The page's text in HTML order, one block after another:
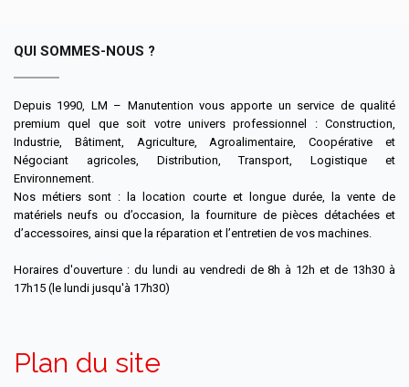
QUI SOMMES-NOUS ?
Depuis 1990, LM – Manutention vous apporte un service de qualité
premium quel que soit votre univers professionnel : Construction,
Industrie, Bâtiment, Agriculture, Agroalimentaire, Coopérative et
Négociant agricoles, Distribution, Transport, Logistique et
Environnement.
Nos métiers sont : la location courte et longue durée, la vente de
matériels neufs ou d’occasion, la fourniture de pièces détachées et
d’accessoires, ainsi que la réparation et l’entretien de vos machines.
Horaires d'ouverture : du lundi au vendredi de 8h à 12h et de 13h30 à
17h15 (le lundi jusqu'à 17h30)
Plan du site